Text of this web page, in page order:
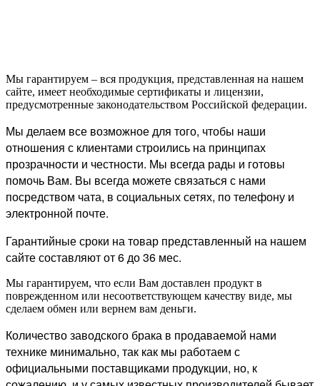
Мы гарантируем – вся продукция, представленная на нашем
сайте, имеет необходимые сертификаты и лицензии,
предусмотренные законодательством Российской федерации.
Мы делаем все возможное для того, чтобы наши
отношения с клиентами строились на принципах
прозрачности и честности. Мы всегда рады и готовы
помочь Вам. Вы всегда можете связаться с нами
посредством чата, в социальных сетях, по телефону и
электронной почте.
Гарантийные сроки на товар представленный на нашем
сайте составляют от 6 до 36 мес.
Мы гарантируем, что если Вам доставлен продукт в
поврежденном или несоответствующем качеству виде, мы
сделаем обмен или вернем вам деньги.
Количество заводского брака в продаваемой нами
технике минимально, так как мы работаем с
официальными поставщиками продукции, но, к